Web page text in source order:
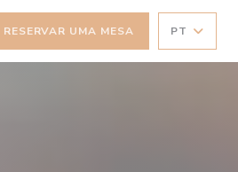
RESERVAR UMA MESA PT